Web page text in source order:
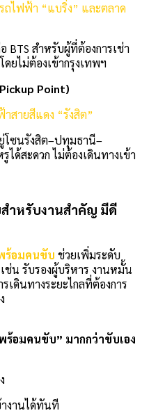
ถไฟฟ้า “แบริ่ง” และตลาด
BTS สำหรับผู้ที่ต้องการเช่า
ยไม่ต้องเข้ากรุงเทพฯ
Point)
สายสีแดง “รังสิต”
โซนรังสิต–ปทุมธานี–
ด้สะดวก ไม่ต้องเดินทางเข้า
ำหรับงานสำคัญ มีดี
ร้อมคนขับ ช่วยเพิ่มระดับ
ช่น รับรองผู้บริหาร งานหมั้น
เดินทางระยะไกลที่ต้องการ
อมคนขับ” มากกว่าขับเอง
งานได้ทันที